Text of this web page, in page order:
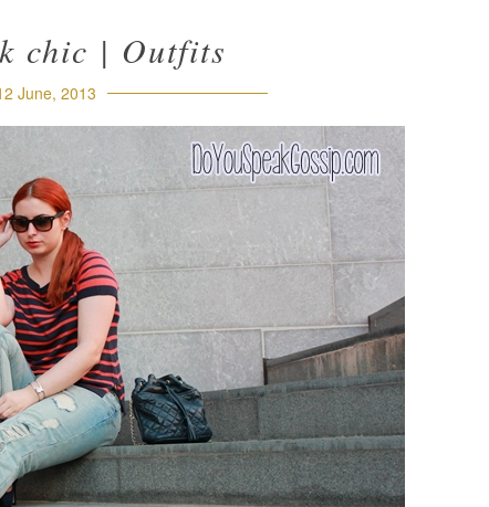
chic | Outfits
June, 2013